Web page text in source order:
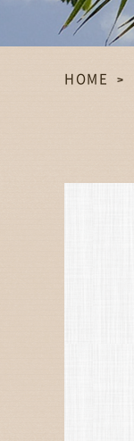
HOME